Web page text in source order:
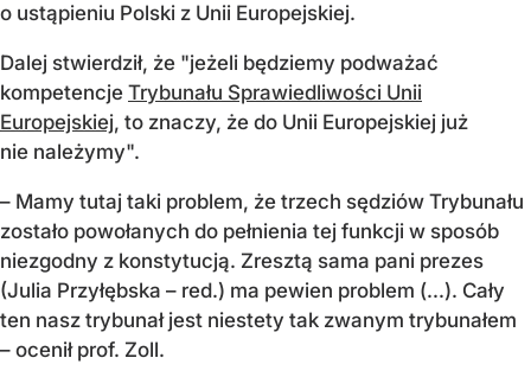
o ustąpieniu Polski z Unii Europejskiej.
Dalej stwierdził, że "jeżeli będziemy podważać
kompetencje Trybunału Sprawiedliwości Unii
Europejskiej, to znaczy, że do Unii Europejskiej już
nie należymy".
– Mamy tutaj taki problem, że trzech sędziów Trybunału
zostało powołanych do pełnienia tej funkcji w sposób
niezgodny z konstytucją. Zresztą sama pani prezes
(Julia Przyłębska – red.) ma pewien problem (...). Cały
ten nasz trybunał jest niestety tak zwanym trybunałem
– ocenił prof. Zoll.